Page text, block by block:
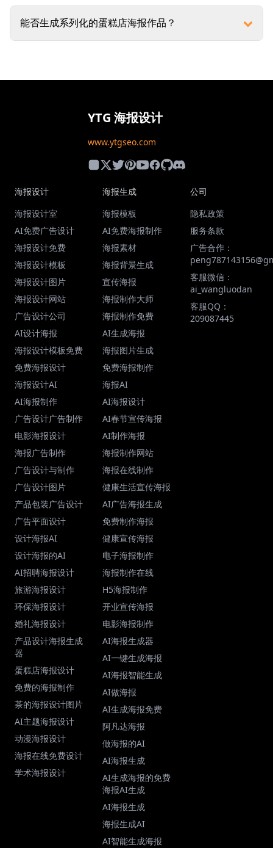
能否生成系列化的蛋糕店海报作品？
YTG 海报设计
www.ytgseo.com
海报设计
海报设计室
AI免费广告设计
海报设计免费
海报设计模板
海报设计图片
海报设计网站
广告设计公司
AI设计海报
海报设计模板免费
免费海报设计
海报设计AI
AI海报制作
广告设计广告制作
电影海报设计
海报广告制作
广告设计与制作
广告设计图片
产品包装广告设计
广告平面设计
设计海报AI
设计海报的AI
AI招聘海报设计
旅游海报设计
环保海报设计
婚礼海报设计
产品设计海报生成
器
蛋糕店海报设计
免费的海报制作
茶的海报设计图片
AI主题海报设计
动漫海报设计
海报在线免费设计
学术海报设计
海报生成
海报模板
AI免费海报制作
海报素材
海报背景生成
宣传海报
海报制作大师
海报制作免费
AI生成海报
海报图片生成
免费海报制作
海报AI
AI海报设计
AI春节宣传海报
AI制作海报
海报制作网站
海报在线制作
健康生活宣传海报
AI广告海报生成
免费制作海报
健康宣传海报
电子海报制作
海报制作在线
H5海报制作
开业宣传海报
电影海报制作
AI海报生成器
AI一键生成海报
AI海报智能生成
AI做海报
AI生成海报免费
阿凡达海报
做海报的AI
AI海报生成
AI生成海报的免费
海报AI生成
AI海报生成
海报生成AI
AI智能生成海报
公司
隐私政策
服务条款
广告合作：
客服微信：
ai_wangluodan
客服QQ：
209087445